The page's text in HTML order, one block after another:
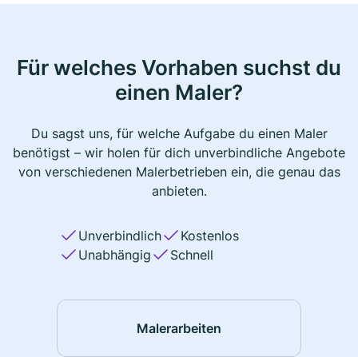
Für welches Vorhaben suchst du
einen Maler?
Du sagst uns, für welche Aufgabe du einen Maler
benötigst – wir holen für dich unverbindliche Angebote
von verschiedenen Malerbetrieben ein, die genau das
anbieten.
Unverbindlich
Kostenlos
Unabhängig
Schnell
Malerarbeiten